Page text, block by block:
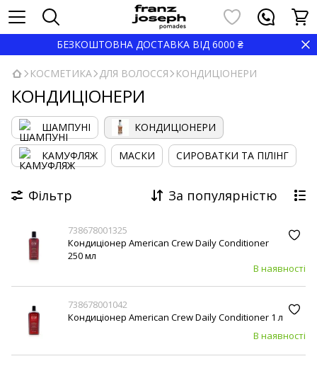
БЕЗКОШТОВНА ДОСТАВКА ВІД 6000 ₴
КОСМЕТИКА ДЛЯ ВОЛОССЯ КОНДИЦІОНЕРИ
КОНДИЦІОНЕРИ
ШАМПУНІ КОНДИЦІОНЕРИ
КАМУФЛЯЖ МАСКИ СИРОВАТКИ ТА ПІЛІНГ
Фільтр За популярністю
738678001325
Кондиціонер American Crew Daily Conditioner
250 мл
В наявності
738678001042
Кондиціонер American Crew Daily Conditioner 1 л
В наявності